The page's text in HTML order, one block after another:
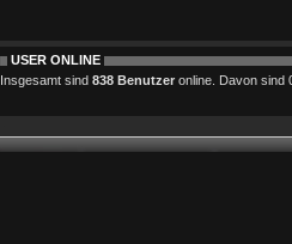
USER ONLINE
Insgesamt sind 838 Benutzer online. Davon sind